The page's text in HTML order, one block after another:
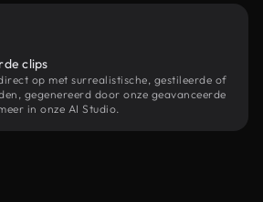
clips
op met surrealistische, gestileerde of
gegenereerd door onze geavanceerde
in onze AI Studio.